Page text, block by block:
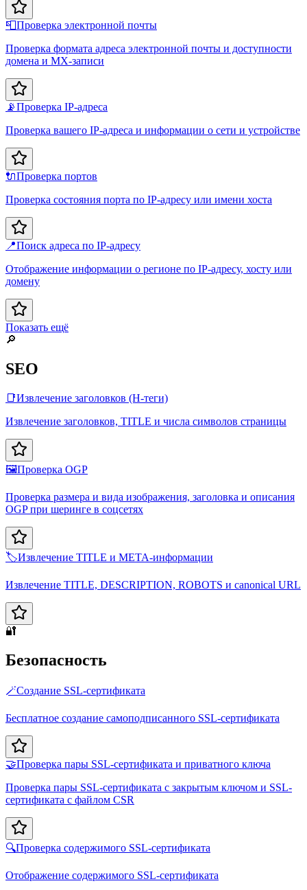
📮Проверка электронной почты
Проверка формата адреса электронной почты и доступности
домена и MX-записи
📡Проверка IP-адреса
Проверка вашего IP-адреса и информации о сети и устройстве
🔌Проверка портов
Проверка состояния порта по IP-адресу или имени хоста
📍Поиск адреса по IP-адресу
Отображение информации о регионе по IP-адресу, хосту или
домену
Показать ещё
🔎
SEO
📑Извлечение заголовков (H-теги)
Извлечение заголовков, TITLE и числа символов страницы
🖼️Проверка OGP
Проверка размера и вида изображения, заголовка и описания
OGP при шеринге в соцсетях
🏷️Извлечение TITLE и META-информации
Извлечение TITLE, DESCRIPTION, ROBOTS и canonical URL
🔐
Безопасность
🪄Создание SSL-сертификата
Бесплатное создание самоподписанного SSL-сертификата
🤝Проверка пары SSL-сертификата и приватного ключа
Проверка пары SSL-сертификата с закрытым ключом и SSL-
сертификата с файлом CSR
🔍Проверка содержимого SSL-сертификата
Отображение содержимого SSL-сертификата